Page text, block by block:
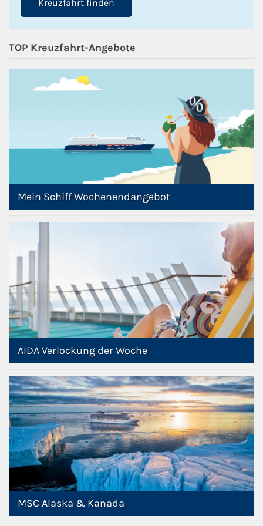
Kreuzfahrt-Quiz
Reiseversicherungen
Kreuzfahrt-Themen
Kreuzfahrt buchen
Kreuzfahrt finden
TOP Kreuzfahrt-Angebote
Mein Schiff Wochenendangebot
AIDA Verlockung der Woche
MSC Alaska & Kanada